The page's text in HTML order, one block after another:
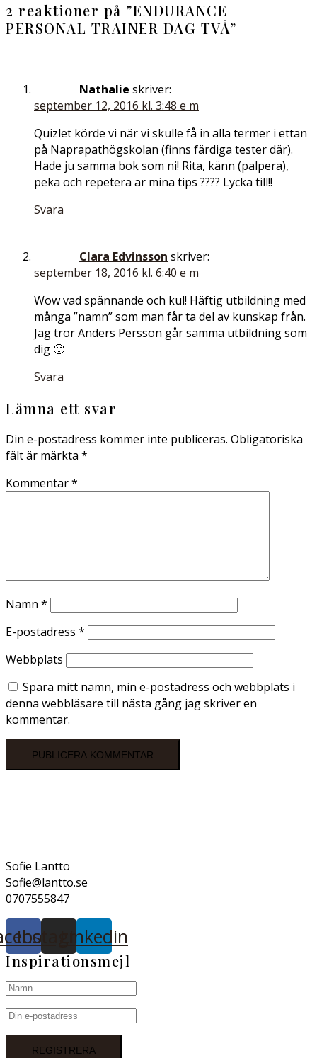
2 reaktioner på ”ENDURANCE
PERSONAL TRAINER DAG TVÅ”
Nathalie skriver:
september 12, 2016 kl. 3:48 e m
Quizlet körde vi när vi skulle få in alla termer i ettan
på Naprapathögskolan (finns färdiga tester där).
Hade ju samma bok som ni! Rita, känn (palpera),
peka och repetera är mina tips ???? Lycka till!!
Svara
Clara Edvinsson skriver:
september 18, 2016 kl. 6:40 e m
Wow vad spännande och kul! Häftig utbildning med
många ”namn” som man får ta del av kunskap från.
Jag tror Anders Persson går samma utbildning som
dig 🙂
Svara
Lämna ett svar
Din e-postadress kommer inte publiceras. Obligatoriska
fält är märkta *
Kommentar*
Namn *
E-postadress *
Webbplats
Spara mitt namn, min e-postadress och webbplats i
denna webbläsare till nästa gång jag skriver en
kommentar.
Sofie Lantto
Sofie@lantto.se
0707555847
InstagramLinkedin
Inspirationsmejl